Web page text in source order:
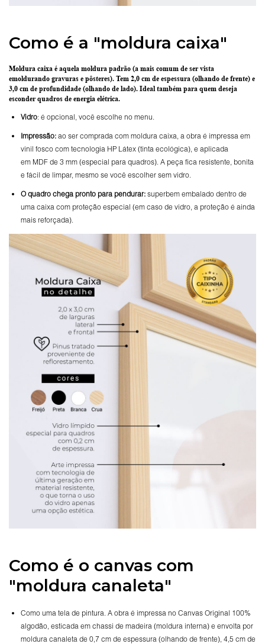
Como é a "moldura caixa"
Moldura caixa é aquela moldura padrão (a mais comum de ser vista
emoldurando gravuras e pôsteres). Tem 2,0 cm de espessura (olhando de frente) e
3,0 cm de profundidade (olhando de lado). Ideal também para quem deseja
esconder quadros de energia elétrica.
Vidro: é opcional, você escolhe no menu.
Impressão: ao ser comprada com moldura caixa, a obra é impressa em
vinil fosco com tecnologia HP Látex (tinta ecológica), e aplicada
em MDF de 3 mm (especial para quadros). A peça fica resistente, bonita
e fácil de limpar, mesmo se você escolher sem vidro.
Oquadro chega pronto para pendurar: superbem embalado dentro de
uma caixa com proteção especial (em caso de vidro, a proteção é ainda
mais reforçada).
Como é o canvas com
"moldura canaleta"
Como uma tela de pintura. A obra é impressa no Canvas Original 100%
algodão, esticada em chassi de madeira (moldura interna) e envolta por
moldura canaleta de 0,7 cm de espessura (olhando de frente), 4,5 cm de